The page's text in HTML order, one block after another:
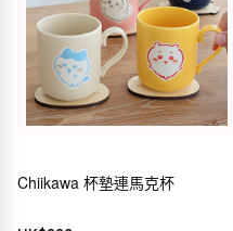
Chiikawa 杯墊連馬克杯